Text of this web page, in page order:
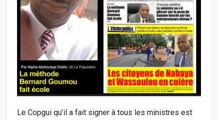
Le Copgui qu’il a fait signer à tous les ministres est